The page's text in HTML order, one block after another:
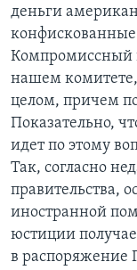
деньги
конфискованные
Компромиссный
нашем комитете,
целом, причем
Показательно,
идет по этому
Так, согласно
правительства,
иностранной
юстиции
в распоряжение